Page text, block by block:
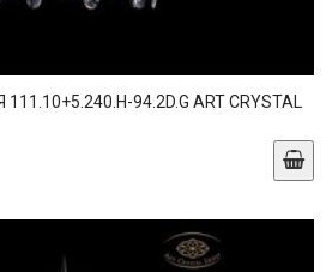
94.2D.G ART CRYSTAL